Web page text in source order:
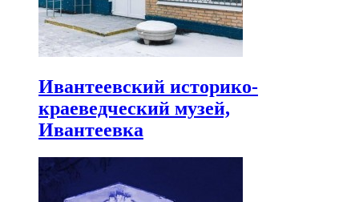
Ивантеевский историко-
краеведческий музей,
Ивантеевка